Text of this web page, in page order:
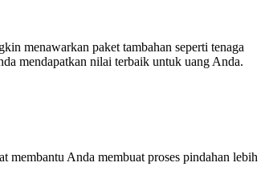
menawarkan paket tambahan seperti tenaga
mendapatkan nilai terbaik untuk uang Anda.
membantu Anda membuat proses pindahan lebih